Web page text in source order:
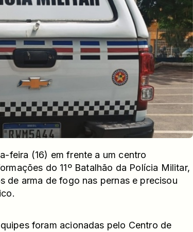
feira (16) em frente a um centro
do 11º Batalhão da Polícia Militar,
de arma de fogo nas pernas e precisou
foram acionadas pelo Centro de